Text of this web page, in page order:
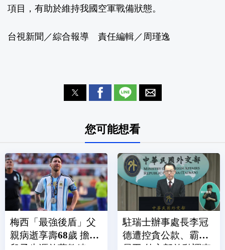
項目，有助於維持我國空軍戰備狀態。
台視新聞／綜合報導 責任編輯／周瑾逸
您可能想看
梅西「最強後盾」父
親病逝享壽68歲 擔任
駐瑞士辦事處長李冠
德遭控貪公款、霸凌